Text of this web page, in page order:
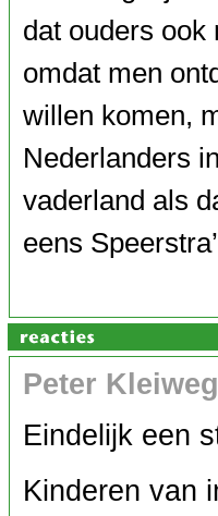
dat ouders ook
omdat men
willen komen,
Nederlanders
vaderland als
eens
Peter Kleiweg
Eindelijk een
Kinderen van